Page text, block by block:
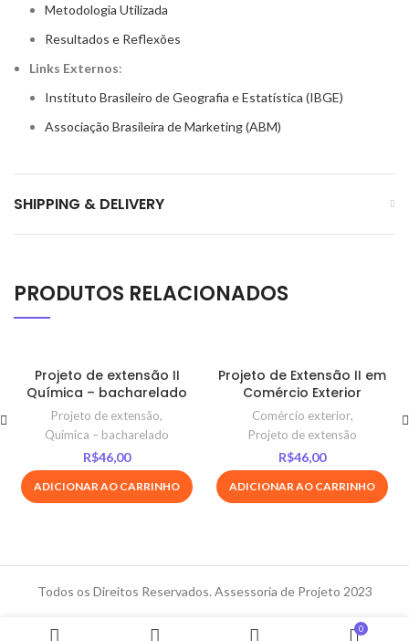
Metodologia Utilizada
Resultados e Reflexões
Links Externos:
Instituto Brasileiro de Geografia e Estatística (IBGE)
Associação Brasileira de Marketing (ABM)
SHIPPING & DELIVERY
PRODUTOS RELACIONADOS
Projeto de extensão II
Química – bacharelado
Projeto de extensão,
Química – bacharelado
R$46,00
ADICIONAR AO CARRINHO
Projeto de Extensão II em
Comércio Exterior
Comércio exterior,
Projeto de extensão
R$46,00
ADICIONAR AO CARRINHO
Todos os Direitos Reservados. Assessoria de Projeto 2023
0